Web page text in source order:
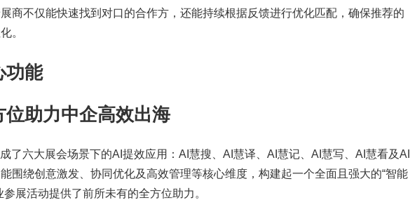
商不仅能快速找到对口的合作方，还能持续根据反馈进行优化匹配，确保推荐的
。
功能
助力中企高效出海
成了六大展会场景下的AI提效应用：AI慧搜、AI慧译、AI慧记、AI慧写、AI慧看及AI
围绕创意激发、协同优化及高效管理等核心维度，构建起一个全面且强大的“智能
参展活动提供了前所未有的全方位助力。